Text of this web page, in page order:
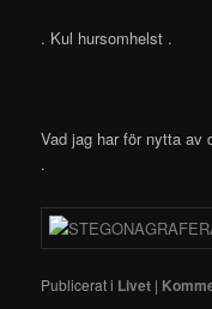
. Kul hursomhelst .
Vad jag har för nytta av
.
Publicerat i Livet |